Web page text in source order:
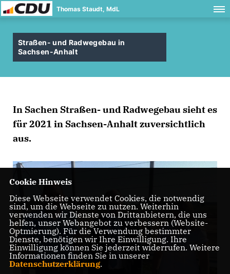
Thomas Staudt, MdL
Straßen- und Radwegebau in
Sachsen-Anhalt
In Sachen Straßen- und Radwegebau sieht es
für 2021 in Sachsen-Anhalt zuversichtlich
aus.
Cookie Hinweis
Diese Webseite verwendet Cookies, die notwendig
sind, um die Webseite zu nutzen. Weiterhin
verwenden wir Dienste von Drittanbietern, die uns
helfen, unser Webangebot zu verbessern (Website-
Optmierung). Für die Verwendung bestimmter
Dienste, benötigen wir Ihre Einwilligung. Ihre
Einwilligung können Sie jederzeit widerrufen. Weitere
Informationen finden Sie in unserer
Datenschutzerklärung.